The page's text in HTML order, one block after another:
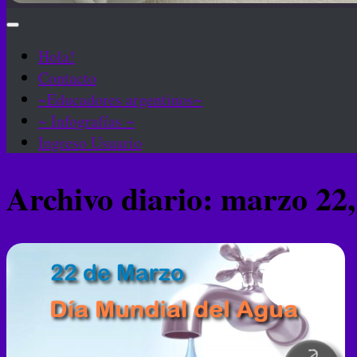
Hola!
Contacto
~Educadores argentinos~
~ Infografías ~
Ingreso Usuario
Archivo diario: marzo